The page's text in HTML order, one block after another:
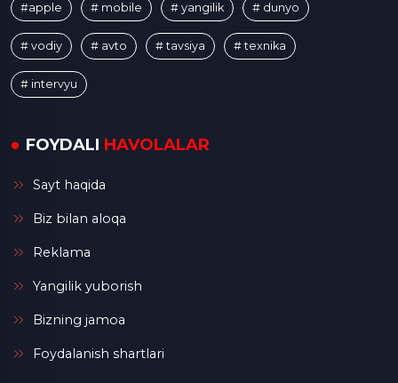
#apple # mobile # yangilik # dunyo
# vodiy # avto # tavsiya # texnika
# intervyu
FOYDALI HAVOLALAR
Sayt haqida
Biz bilan aloqa
Reklama
Yangilik yuborish
Bizning jamoa
Foydalanish shartlari